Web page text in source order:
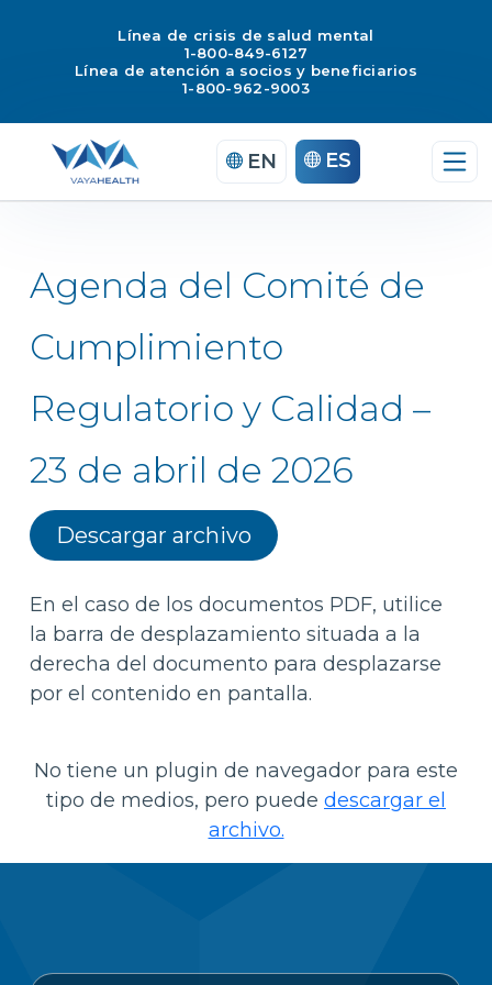
Línea de crisis de salud mental
1-800-849-6127
Línea de atención a socios y beneficiarios
1-800-962-9003
contenido
EN ES
Agenda del Comité de
Cumplimiento
Regulatorio y Calidad –
23 de abril de 2026
Descargar archivo
En el caso de los documentos PDF, utilice
la barra de desplazamiento situada a la
derecha del documento para desplazarse
por el contenido en pantalla.
No tiene un plugin de navegador para este
tipo de medios, pero puede descargar el
archivo.